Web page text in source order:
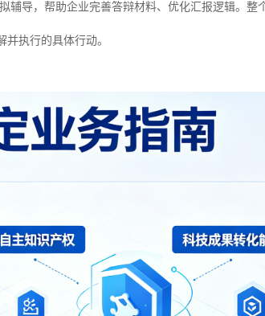
辅导，帮助企业完善答辩材料、优化汇报逻辑。整
执行的具体行动。